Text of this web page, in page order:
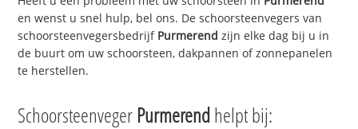
en wenst u snel hulp, bel ons. De schoorsteenvegers van
schoorsteenvegersbedrijf Purmerend zijn elke dag bij u in
de buurt om uw schoorsteen, dakpannen of zonnepanelen
te herstellen.
Schoorsteenveger Purmerendhelpt bij: